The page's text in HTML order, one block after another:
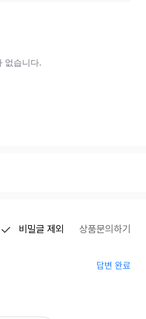
비밀글 제외 상품문의하기
답변 완료